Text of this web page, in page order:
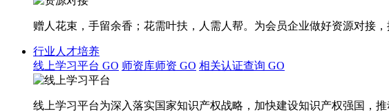
赠人花束，手留余香；花需叶扶，人需人帮。为会员企业做好资源对接
行业人才培养
线上学习平台 GO 师资库师资 GO 相关认证查询 GO
线上学习平台为深入落实国家知识产权战略，加快建设知识产权强国，